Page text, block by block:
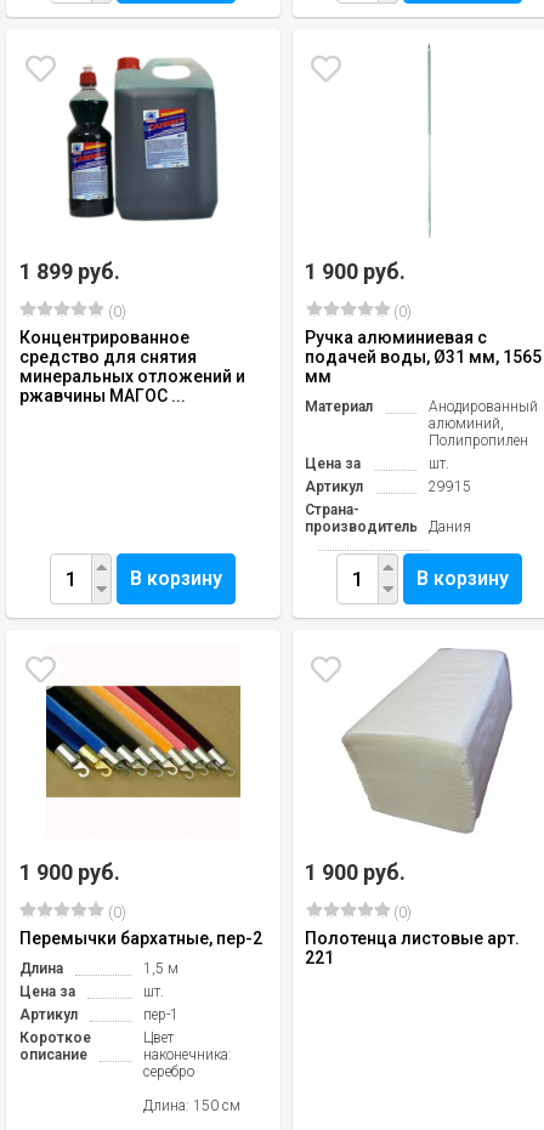
1 899 руб.
(0)
Концентрированное
средство для снятия
минеральных отложений и
ржавчины МАГОС ...
В корзину
1 900 руб.
(0)
Ручка алюминиевая с
подачей воды, Ø31 мм, 1565
мм
Материал
Анодированный
алюминий,
Полипропилен
Цена за
шт.
Артикул
29915
Страна-
производитель
Дания
В корзину
1 900 руб.
(0)
Перемычки бархатные, пер-2
Длина
1,5 м
Цена за
шт.
Артикул
пер-1
Короткое
описание
Цвет
наконечника:
серебро
Длина: 150 см
1 900 руб.
(0)
Полотенца листовые арт.
221